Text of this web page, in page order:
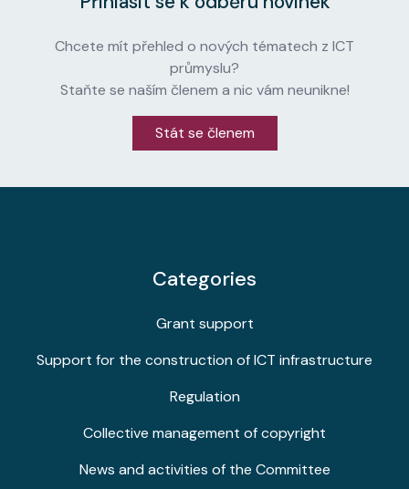
Chcete mít přehled o nových tématech z ICT
průmyslu?
Staňte se naším členem a nic vám neunikne!
Stát se členem
Categories
Grant support
Support for the construction of ICT infrastructure
Regulation
Collective management of copyright
News and activities of the Committee